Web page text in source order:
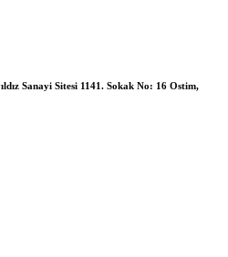
Sanayi Sitesi 1141. Sokak No: 16 Ostim,